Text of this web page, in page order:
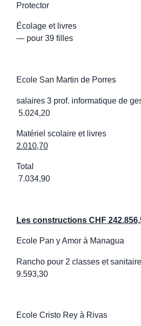
Protector
Écolage et livres
— pour 39 filles
Ecole San Martin de Porres
salaires 3 prof. informatique
5.024,20
Matériel scolaire et
2.010,70
Total
7.034,90
Les constructions CHF
Ecole Pan y Amor à Managua
Rancho pour 2 classes et
9.593,30
Ecole Cristo Rey à Rivas